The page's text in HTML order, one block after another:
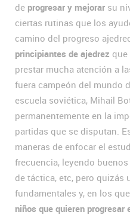
de progresar y mejorar su
ciertas rutinas que los
camino del progreso
principiantes de ajedrez que
prestar mucha atención a
fuera campeón del mundo
escuela soviética, Mihail
permanentemente en la
partidas que se disputan.
maneras de enfocar el
frecuencia, leyendo
de táctica, etc, pero quizás
fundamentales y, en los
niños que quieren progresar